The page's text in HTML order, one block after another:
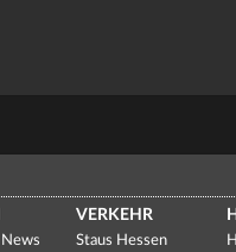
VERKEHR
Staus Hessen